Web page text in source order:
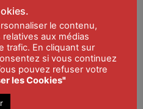
le contenu,
aux médias
trafic. En cliquant sur
si vous continuez
pouvez refuser votre
les Cookies"